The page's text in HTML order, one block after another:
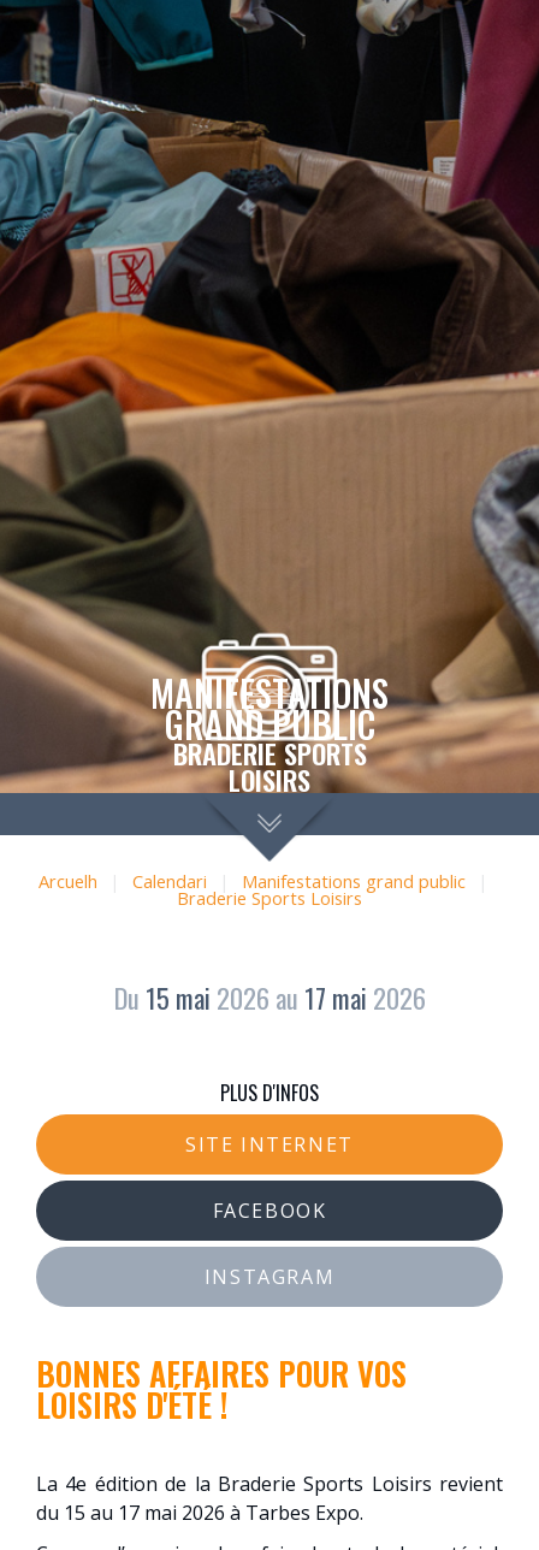
MANIFESTATIONS
GRAND PUBLIC
BRADERIE SPORTS
LOISIRS
Arcuelh | Calendari | Manifestations grand public |
Braderie Sports Loisirs
Du 15 mai 2026 au 17 mai 2026
PLUS D'INFOS
SITE INTERNET
FACEBOOK
INSTAGRAM
BONNES AFFAIRES POUR VOS
LOISIRS D'ÉTÉ !
La 4e édition de la Braderie Sports Loisirs revient
du 15 au 17 mai 2026 à Tarbes Expo.